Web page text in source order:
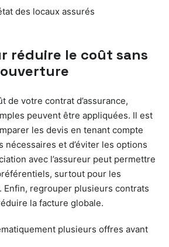
des locaux assurés
réduire le coût sans
de votre contrat d’assurance,
peuvent être appliquées. Il est
les devis en tenant compte
nécessaires et d’éviter les options
avec l’assureur peut permettre
surtout pour les
Enfin, regrouper plusieurs contrats
la facture globale.
plusieurs offres avant